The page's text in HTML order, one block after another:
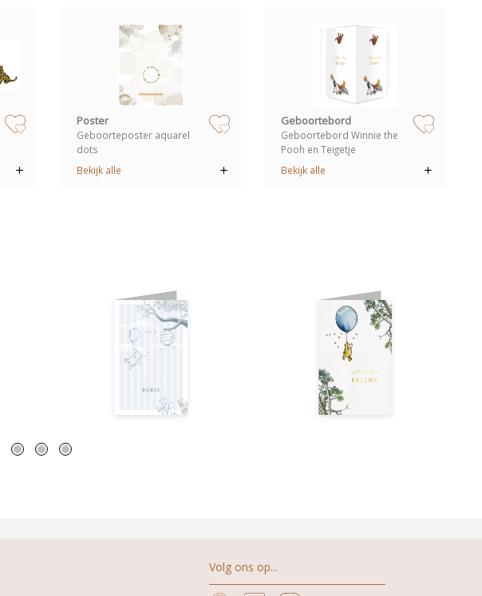
zet op verlanglijstje zet op verlanglijstje
Poster
Geboorteposter aquarel
dots
Bekijk alle
zet op
Geboortebord
Geboortebord Winnie the
Pooh en Teigetje
Bekijk alle
Volg ons op...